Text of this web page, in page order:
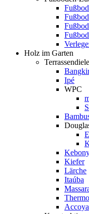
Holz im Garten
Ipé
WPC
Kiefer
Lärche
Itaúba
Accoya